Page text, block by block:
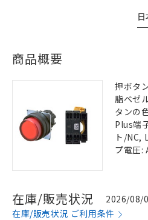
商品概要
押ボタ
脂ベゼ
タンの
Plus端
ト/NC,
プ電圧:
在庫/販売状況
2026/08/
在庫/販売状況 ご利用条件